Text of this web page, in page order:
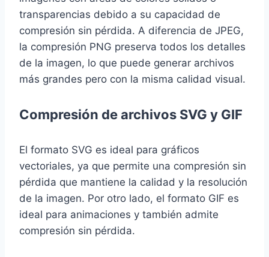
transparencias debido a su capacidad de
compresión sin pérdida. A diferencia de JPEG,
la compresión PNG preserva todos los detalles
de la imagen, lo que puede generar archivos
más grandes pero con la misma calidad visual.
Compresión de archivos SVG y GIF
El formato SVG es ideal para gráficos
vectoriales, ya que permite una compresión sin
pérdida que mantiene la calidad y la resolución
de la imagen. Por otro lado, el formato GIF es
ideal para animaciones y también admite
compresión sin pérdida.